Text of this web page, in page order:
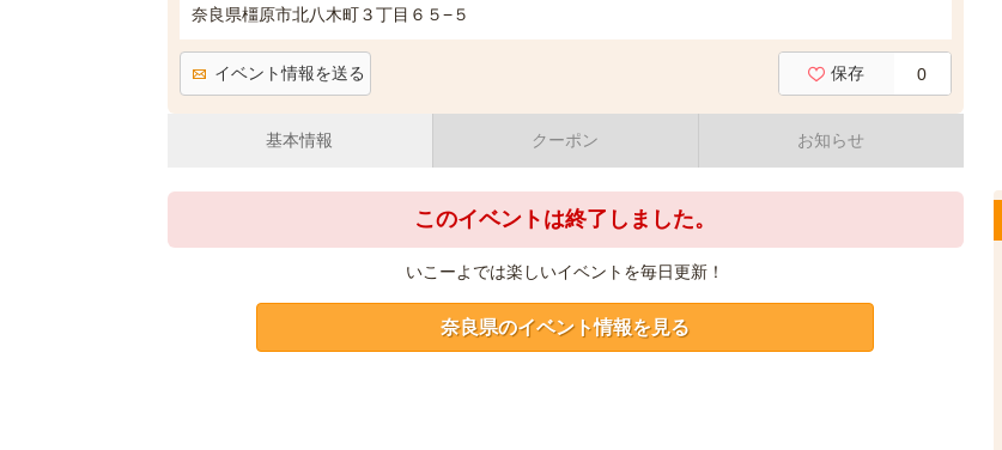
奈良県橿原市北八木町３丁目６５−５
イベント情報を送る 保存 0
基本情報 クーポン お知らせ
このイベントは終了しました。
いこーよでは楽しいイベントを毎日更新！
奈良県のイベント情報を見る